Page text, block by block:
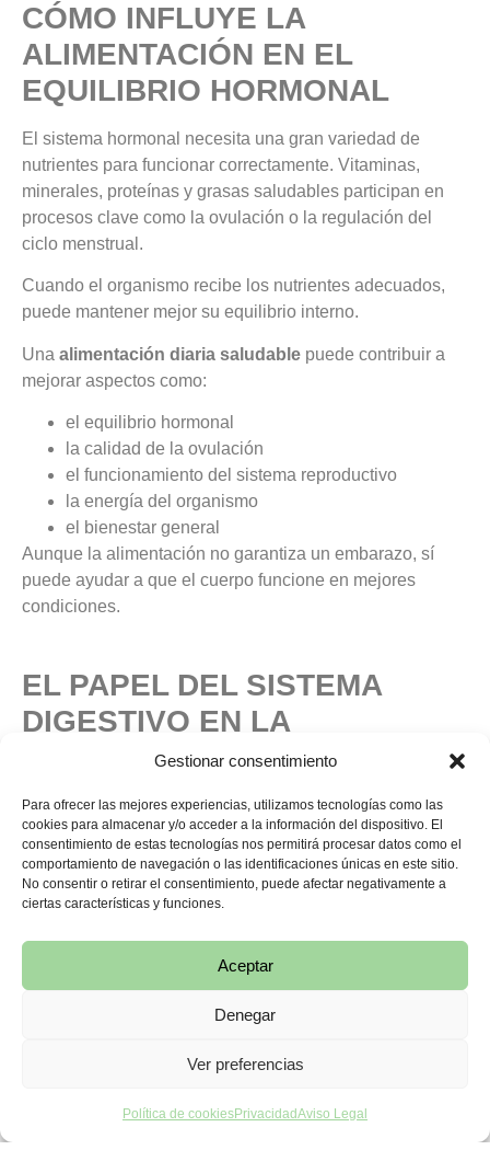
Gestionar consentimiento
Para ofrecer las mejores experiencias, utilizamos tecnologías como las
cookies para almacenar y/o acceder a la información del dispositivo. El
consentimiento de estas tecnologías nos permitirá procesar datos como el
comportamiento de navegación o las identificaciones únicas en este sitio.
No consentir o retirar el consentimiento, puede afectar negativamente a
ciertas características y funciones.
Aceptar
Denegar
Ver preferencias
Política de cookiesPrivacidadAviso Legal
CÓMO INFLUYE LA
ALIMENTACIÓN EN EL
EQUILIBRIO HORMONAL
El sistema hormonal necesita una gran variedad de
nutrientes para funcionar correctamente. Vitaminas,
minerales, proteínas y grasas saludables participan en
procesos clave como la ovulación o la regulación del
ciclo menstrual.
Cuando el organismo recibe los nutrientes adecuados,
puede mantener mejor su equilibrio interno.
Una alimentación diaria saludable puede contribuir a
mejorar aspectos como:
el equilibrio hormonal
la calidad de la ovulación
el funcionamiento del sistema reproductivo
la energía del organismo
el bienestar general
Aunque la alimentación no garantiza un embarazo, sí
puede ayudar a que el cuerpo funcione en mejores
condiciones.
EL PAPEL DEL SISTEMA
DIGESTIVO EN LA
FERTILIDAD
Muchas veces se habla de fertilidad pensando
únicamente en los ovarios o en el útero, pero el sistema
digestivo también tiene un papel importante.
El intestino es el encargado de absorber los nutrientes
funciona correctamente, el cuerpo puede tener más
dificultades para aprovechar esos nutrientes.
alimentación diaria saludabley del bienestar hormonal.
Si quieres profundizar en este tema, en nuestro blog